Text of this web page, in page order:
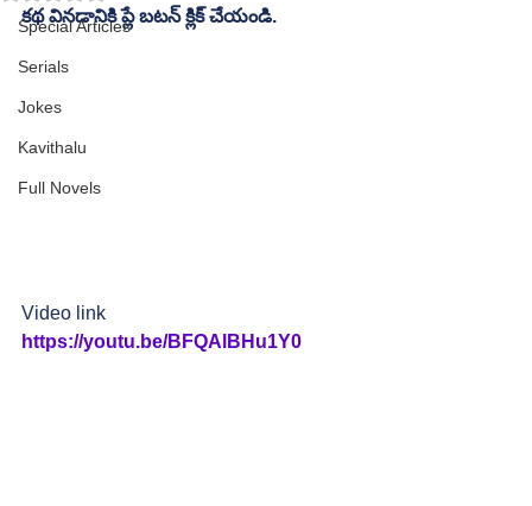
Special Articles
Serials
Jokes
Kavithalu
Full Novels
కథ వినడానికి ప్లే బటన్ క్లిక్ చేయండి.
Video link
https://youtu.be/BFQAlBHu1Y0